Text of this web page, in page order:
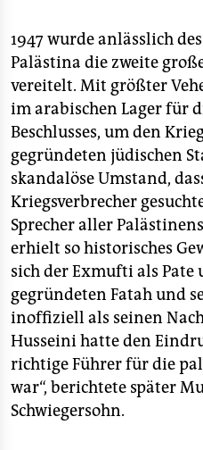
1947 wurde anlässlich
Palästina die zweite
vereitelt. Mit größter
im arabischen Lager für
Beschlusses, um den
gegründeten jüdischen
skandalöse Umstand,
Kriegsverbrecher
Sprecher aller
erhielt so historisches
sich der Exmufti als Pate
gegründeten Fatah und
inoffiziell als seinen
Husseini hatte den
richtige Führer für die
war“, berichtete später
Schwiegersohn.